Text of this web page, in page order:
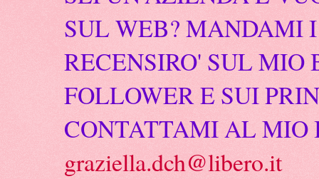
SUL WEB? MANDAMI
RECENSIRO' SUL
FOLLOWER E SUI
CONTATTAMI AL
graziella.dch@libero.it